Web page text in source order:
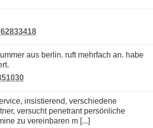
versucht penetrant persönliche
zu vereinbaren m [...]